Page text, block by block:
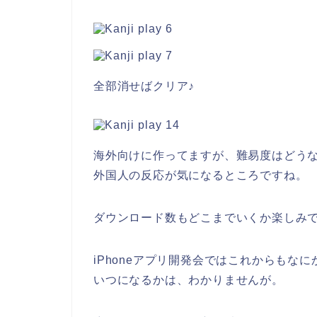
全部消せばクリア♪
海外向けに作ってますが、難易度はどう
外国人の反応が気になるところですね。
ダウンロード数もどこまでいくか楽しみ
iPhoneアプリ開発会ではこれからもなに
いつになるかは、わかりませんが。